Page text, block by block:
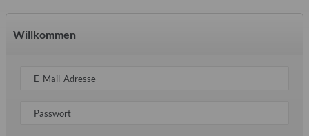
Willkommen
E-Mail-Adresse
Passwort